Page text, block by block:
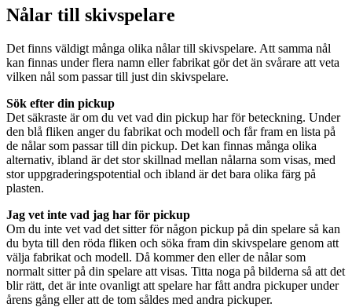
Nålar till skivspelare
Det finns väldigt många olika nålar till skivspelare. Att samma nål
kan finnas under flera namn eller fabrikat gör det än svårare att veta
vilken nål som passar till just din skivspelare.
Sök efter din pickup
Det säkraste är om du vet vad din pickup har för beteckning. Under
den blå fliken anger du fabrikat och modell och får fram en lista på
de nålar som passar till din pickup. Det kan finnas många olika
alternativ, ibland är det stor skillnad mellan nålarna som visas, med
stor uppgraderingspotential och ibland är det bara olika färg på
plasten.
Jag vet inte vad jag har för pickup
Om du inte vet vad det sitter för någon pickup på din spelare så kan
du byta till den röda fliken och söka fram din skivspelare genom att
välja fabrikat och modell. Då kommer den eller de nålar som
normalt sitter på din spelare att visas. Titta noga på bilderna så att det
blir rätt, det är inte ovanligt att spelare har fått andra pickuper under
årens gång eller att de tom såldes med andra pickuper.